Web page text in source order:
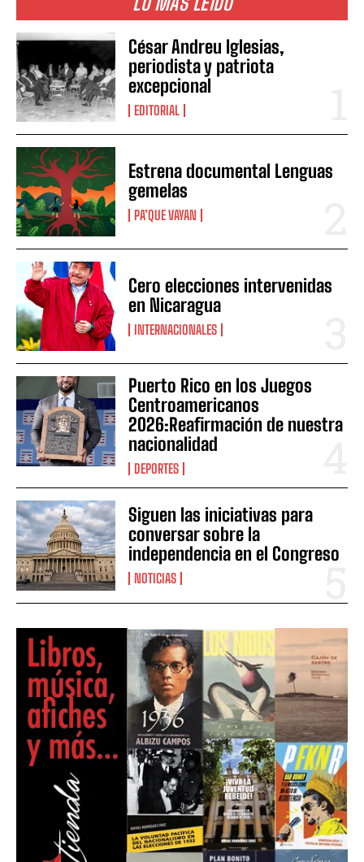
César Andreu Iglesias,
periodista y patriota
excepcional
EDITORIAL
Estrena documental Lenguas
gemelas
PA’QUE VAYAN
Cero elecciones intervenidas
en Nicaragua
INTERNACIONALES
Puerto Rico en los Juegos
Centroamericanos
2026:Reafirmación de nuestra
nacionalidad
DEPORTES
Siguen las iniciativas para
conversar sobre la
independencia en el Congreso
NOTICIAS